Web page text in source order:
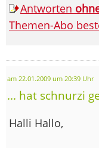
Antworten
Themen-Abo
am 22.01.2009 um 20:39 Uhr
... hat schnurzi
Halli Hallo,